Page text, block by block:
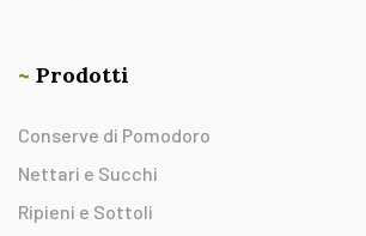
~ Prodotti
Conserve di Pomodoro
Nettari e Succhi
Ripieni e Sottoli